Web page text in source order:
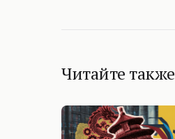
Читайте также